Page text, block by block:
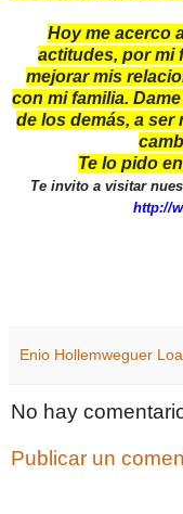
Hoy me acerco
actitudes, por mi
mejorar mis
con mi familia.
de los demás, a ser
Te lo pido
Te invito a visitar
http://
Enio Hollemweguer
No hay
Publicar un